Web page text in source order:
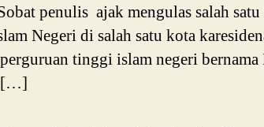
penulis ajak mengulas salah
Negeri di salah satu kota
tinggi islam negeri
[…]